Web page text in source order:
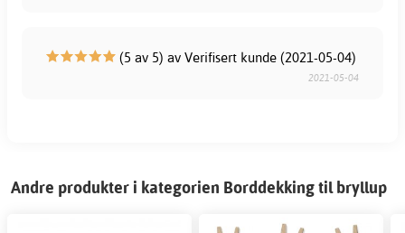
(5 av 5) av Verifisert kunde (2021-05-04)
2021-05-04
Andre produkter i kategorien Borddekking til bryllup